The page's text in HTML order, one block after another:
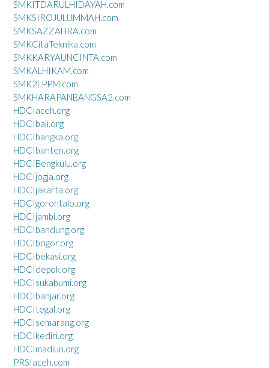
SMKITDARULHIDAYAH.com
SMKSIROJULUMMAH.com
SMKSAZZAHRA.com
SMKCitaTeknika.com
SMKKARYAUNCINTA.com
SMKALHIKAM.com
SMK2LPPM.com
SMKHARAPANBANGSA2.com
HDCIaceh.org
HDCIbali.org
HDCIbangka.org
HDCIbanten.org
HDCIBengkulu.org
HDCIjogja.org
HDCIjakarta.org
HDCIgorontalo.org
HDCIjambi.org
HDCIbandung.org
HDCIbogor.org
HDCIbekasi.org
HDCIdepok.org
HDCIsukabumi.org
HDCIbanjar.org
HDCItegal.org
HDCIsemarang.org
HDCIkediri.org
HDCImadiun.org
PRSIaceh.com